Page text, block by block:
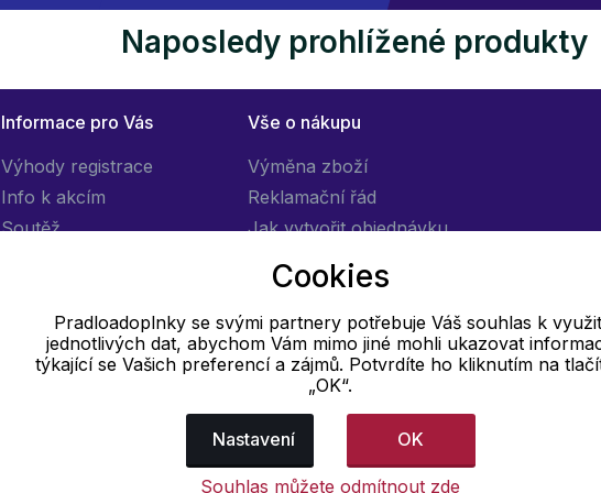
Naposledy prohlížené produkty
Informace pro Vás
Výhody registrace
Info k akcím
Soutěž
Vše o nákupu
Výměna zboží
Reklamační řád
Jak vytvořit objednávku
Obchodní podmínky
Doprava
E-mail
info@pradloadoplnky.cz
Cookies
Pradloadoplnky se svými partnery potřebuje Váš souhlas k
jednotlivých dat, abychom Vám mimo jiné mohli ukazovat
týkající se Vašich preferencí a zájmů. Potvrdíte ho kliknutím na
„OK“.
Nastavení OK
Souhlas můžete odmítnout zde